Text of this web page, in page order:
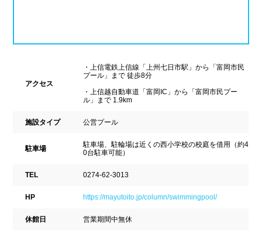
アクセス
・上信電鉄上信線「上州七日市駅」から「富岡市民
プール」まで 徒歩8分
・上信越自動車道「富岡IC」から「富岡市民プー
ル」まで 1.9km
施設タイプ 公営プール
駐車場
駐車場、駐輪場は近くの西小学校の校庭を借用（約4
0台駐車可能）
TEL 0274-62-3013
HP https://mayutoito.jp/column/swimmingpool/
休館日 営業期間中無休
山梨県
岐阜県 静岡県 愛知県
三重県
近畿
スパリゾート
設備